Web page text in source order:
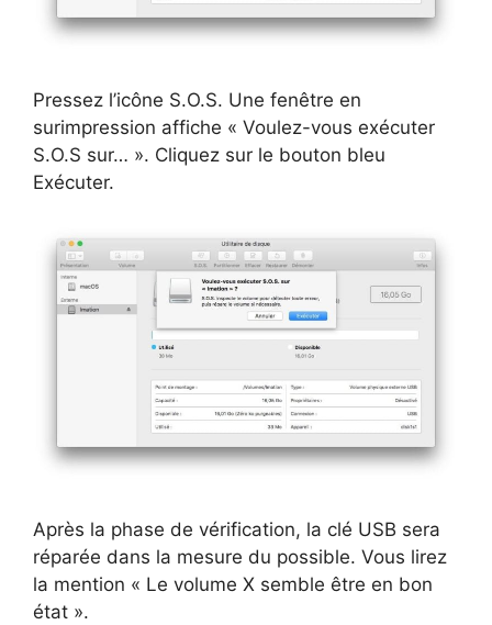
Pressez l’icône S.O.S. Une fenêtre en
surimpression affiche « Voulez-vous exécuter
S.O.S sur… ». Cliquez sur le bouton bleu
Exécuter.
Après la phase de vérification, la clé USB sera
réparée dans la mesure du possible. Vous lirez
la mention « Le volume X semble être en bon
état ».